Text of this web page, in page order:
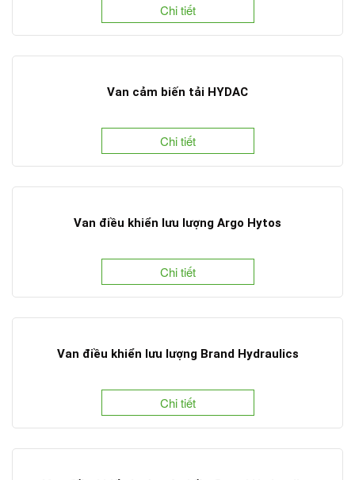
Chi tiết
Van cảm biến tải HYDAC
Chi tiết
Van điều khiển lưu lượng Argo Hytos
Chi tiết
Van điều khiển lưu lượng Brand Hydraulics
Chi tiết